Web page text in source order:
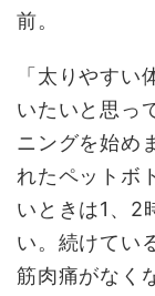
前。
「太りやす
いたいと思っ
ニングを始め
れたペットボ
いときは1、2
い。続けてい
筋肉痛がなく